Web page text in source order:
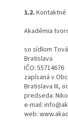
1.2.
Akadémia
so sídlom
Bratislava
IČO: 55714676
zapísaná v
Bratislava III,
predseda:
e-mail:
web: